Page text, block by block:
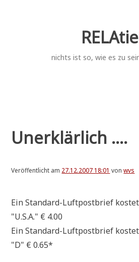
nichts ist so, wie es zu
Unerklärlich ....
Veröffentlicht am 27.12.2007 18:01 vonwvs
Ein Stan­dard-Luft­post­brief
"U.S.A." € 4.00
Ein Stan­dard-Luft­post­brief kostet
"D" € 0.65*